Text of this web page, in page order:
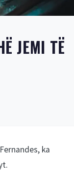
JEMI TË
ka